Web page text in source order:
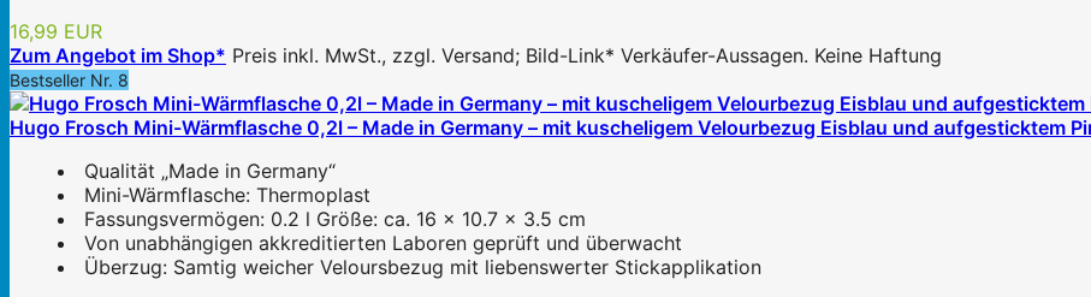
16,99 EUR
Zum Angebot im Shop* Preis inkl. MwSt., zzgl. Versand; Bild-Link* Verkäufer-Aussagen. Keine Haftung
Bestseller Nr. 8
Hugo Frosch Mini-Wärmflasche 0,2l – Made in Germany – mit kuscheligem Velourbezug Eisblau und aufgesticktem
Qualität „Made in Germany“
Mini-Wärmflasche: Thermoplast
Fassungsvermögen: 0.2 l Größe: ca. 16 x 10.7 x 3.5 cm
Von unabhängigen akkreditierten Laboren geprüft und überwacht
Überzug: Samtig weicher Veloursbezug mit liebenswerter Stickapplikation